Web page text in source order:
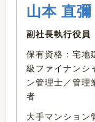
山本 直彌
副社長執行役員
保有資格：宅地
級ファイナンシ
ン管理士／管理
者
大手マンション